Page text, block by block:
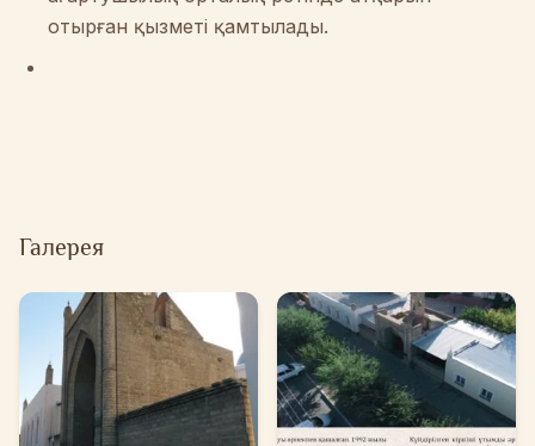
отырған қызметі қамтылады.
Галерея